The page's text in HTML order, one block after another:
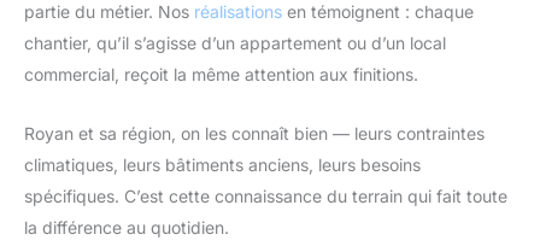
partie du métier. Nos réalisations en témoignent : chaque
chantier, qu’il s’agisse d’un appartement ou d’un local
commercial, reçoit la même attention aux finitions.
Royan et sa région, on les connaît bien — leurs contraintes
climatiques, leurs bâtiments anciens, leurs besoins
spécifiques. C’est cette connaissance du terrain qui fait toute
la différence au quotidien.